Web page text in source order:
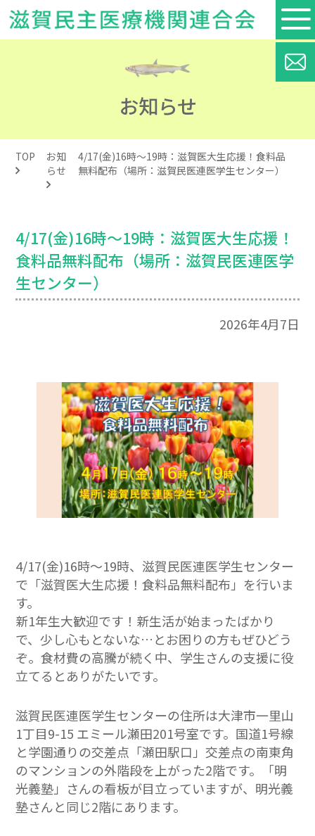
お知らせ
TOP
お知
らせ
4/17(金)16時～19時：滋賀医大生応援！食料品
無料配布（場所：滋賀民医連医学生センター）
4/17(金)16時～19時：滋賀医大生応援！
食料品無料配布（場所：滋賀民医連医学
生センター）
2026年4月7日
4/17(金)16時～19時、滋賀民医連医学生センター
で「滋賀医大生応援！食料品無料配布」を行いま
す。
新1年生大歓迎です！新生活が始まったばかり
で、少し心もとないな…とお困りの方もぜひどう
ぞ。食材費の高騰が続く中、学生さんの支援に役
立てるとありがたいです。
滋賀民医連医学生センターの住所は大津市一里山
1丁目9-15 エミール瀬田201号室です。国道1号線
と学園通りの交差点「瀬田駅口」交差点の南東角
のマンションの外階段を上がった2階です。「明
光義塾」さんの看板が目立っていますが、明光義
塾さんと同じ2階にあります。